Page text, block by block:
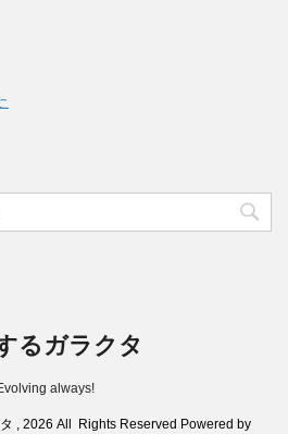
るガラクタ
always!
, 2026 All Rights Reserved Powered by